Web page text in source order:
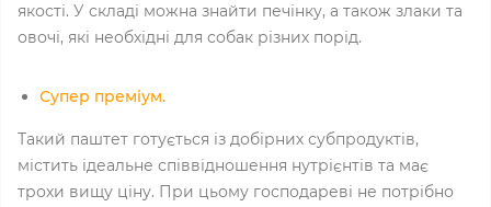
якості. У складі можна знайти печінку, а також злаки та
овочі, які необхідні для собак різних порід.
Супер преміум.
Такий паштет готується із добірних субпродуктів,
містить ідеальне співвідношення нутрієнтів та має
трохи вищу ціну. При цьому господареві не потрібно